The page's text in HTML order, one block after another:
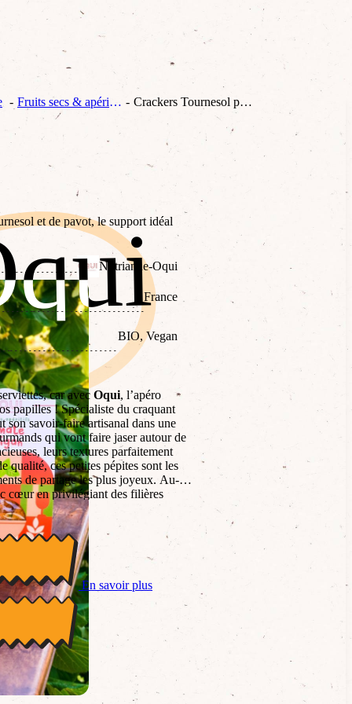
Fruits secs & apéritifs Crackers Tournesol pavot
et de pavot, le support idéal
Nutrianne-Oqui
France
BIO, Vegan
car avec Oqui, l’apéro
papilles ! Spécialiste du craquant
son savoir-faire artisanal dans une
qui vont faire jaser autour de
leurs textures parfaitement
qualité, ces petites pépites sont les
de partage les plus joyeux. Au-
cœur en privilégiant des filières
transparente, prouvant qu’on
que pour le moral. C’est la promesse
où chaque bouchée appelle
En savoir plus